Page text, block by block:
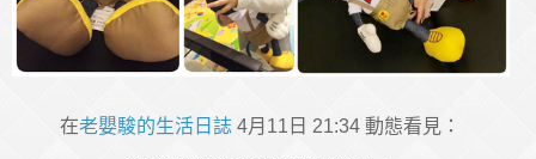
在老嬰駿的生活日誌 4月11日 21:34 動態看見：